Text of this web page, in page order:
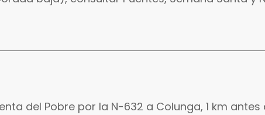
del Pobre por la N-632 a Colunga, 1 km antes